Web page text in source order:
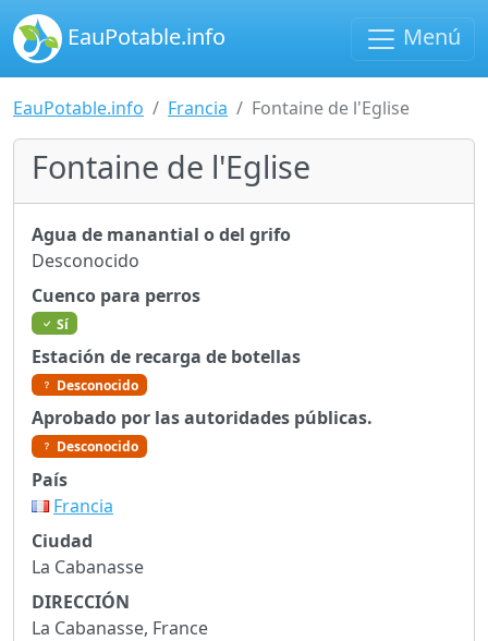
EauPotable.info Menú
EauPotable.info Francia Fontaine de l'Eglise
Fontaine de l'Eglise
Agua de manantial o del grifo
Desconocido
Cuenco para perros
Sí
Estación de recarga de botellas
Desconocido
Aprobado por las autoridades públicas.
Desconocido
País
Francia
Ciudad
La Cabanasse
DIRECCIÓN
La Cabanasse, France